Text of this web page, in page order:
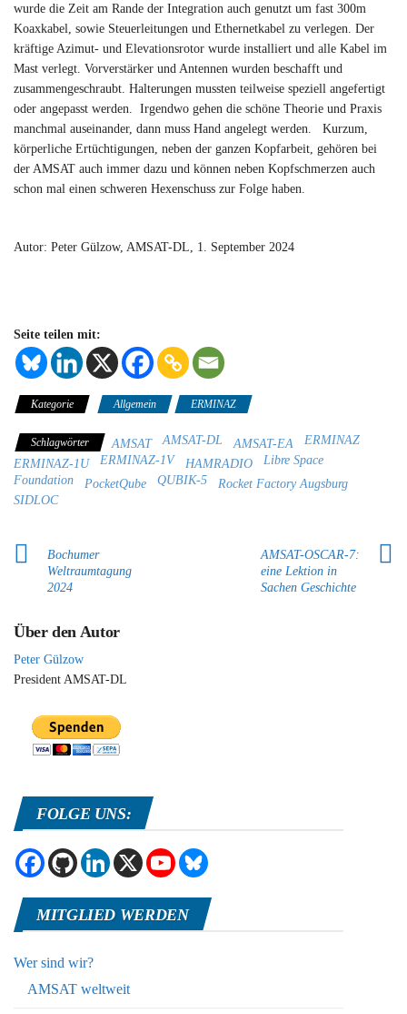
wurde die Zeit am Rande der Integration auch genutzt um fast 300m
Koaxkabel, sowie Steuerleitungen und Ethernetkabel zu verlegen. Der
kräftige Azimut- und Elevationsrotor wurde installiert und alle Kabel im
Mast verlegt. Vorverstärker und Antennen wurden beschafft und
zusammengeschraubt. Halterungen mussten teilweise speziell angefertigt
oder angepasst werden. Irgendwo gehen die schöne Theorie und Praxis
manchmal auseinander, dann muss Hand angelegt werden. Kurzum,
körperliche Ertüchtigungen, neben der ganzen Kopfarbeit, gehören bei
der AMSAT auch immer dazu und können neben Kopfschmerzen auch
schon mal einen schweren Hexenschuss zur Folge haben.
Autor: Peter Gülzow, AMSAT-DL, 1. September 2024
Seite teilen mit:
Kategorie Allgemein ERMINAZ
Schlagwörter AMSAT AMSAT-DL AMSAT-EA
ERMINAZ
ERMINAZ-1U
ERMINAZ-1V HAMRADIO
Libre Space
Foundation
PocketQube QUBIK-5
Rocket Factory Augsburg
SIDLOC
Bochumer
Weltraumtagung
2024
AMSAT-OSCAR-7:
eine Lektion in
Sachen Geschichte
Über den Autor
Peter Gülzow
President AMSAT-DL
FOLGE UNS:
MITGLIED WERDEN
Wer sind wir?
AMSAT weltweit